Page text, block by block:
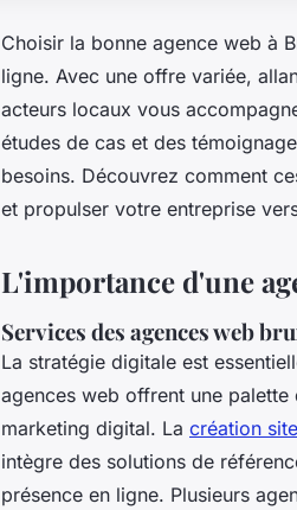
Choisir la bonne agence web à
ligne. Avec une offre variée,
acteurs locaux vous
études de cas et des
besoins. Découvrez comment
et propulser votre entreprise
L'importance d'une
Services des agences web
La stratégie digitale est
agences web offrent une
marketing digital. La création
intègre des solutions de
présence en ligne. Plusieurs